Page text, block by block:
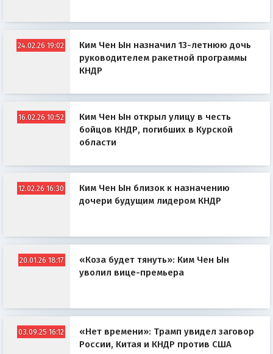
24.02.26 19:02
Ким Чен Ын назначил 13-летнюю дочь
руководителем ракетной программы
КНДР
16.02.26 10:52
Ким Чен Ын открыл улицу в чеcть
бойцов КНДР, погибших в Курской
области
12.02.26 16:30
Ким Чен Ын близок к назначению
дочери будущим лидером КНДР
20.01.26 18:17
«Коза будет тянуть»: Ким Чен Ын
уволил вице-премьера
03.09.25 16:12
«Нет времени»: Трамп увидел заговор
России, Китая и КНДР против США